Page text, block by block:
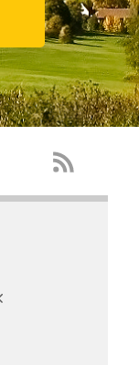
Feed